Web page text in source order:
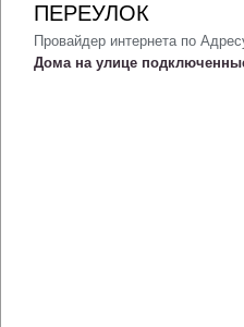
ПЕРЕУЛОК
Провайдер интернета по
Дома на улице